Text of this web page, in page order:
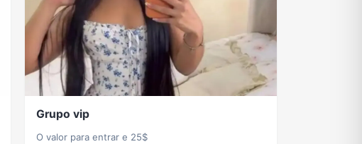
Grupo vip
O valor para entrar e 25$